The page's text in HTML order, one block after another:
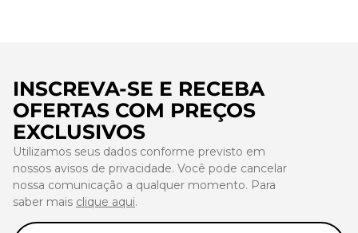
INSCREVA-SE E RECEBA
OFERTAS COM PREÇOS
EXCLUSIVOS
Utilizamos seus dados conforme previsto em
nossos avisos de privacidade. Você pode cancelar
nossa comunicação a qualquer momento. Para
saber mais clique aqui.